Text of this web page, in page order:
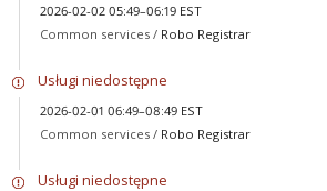
2026-02-02 05:49–06:19 EST
Common services / Robo Registrar
Usługi niedostępne
2026-02-01 06:49–08:49 EST
Common services / Robo Registrar
Usługi niedostępne